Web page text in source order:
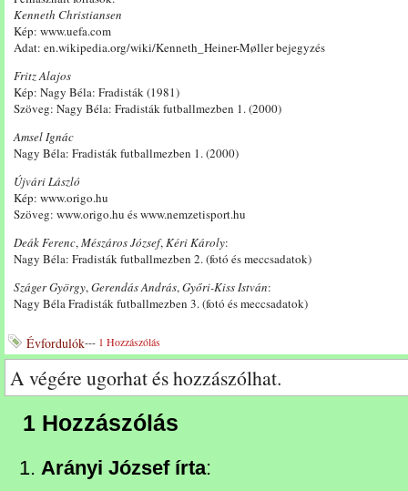
Kenneth Christiansen
Kép: www.uefa.com
Adat: en.wikipedia.org/wiki/Kenneth_Heiner-Møller bejegyzés
Fritz Alajos
Kép: Nagy Béla: Fradisták (1981)
Szöveg: Nagy Béla: Fradisták futballmezben 1. (2000)
Amsel Ignác
Nagy Béla: Fradisták futballmezben 1. (2000)
Újvári László
Kép: www.origo.hu
Szöveg: www.origo.hu és www.nemzetisport.hu
Deák Ferenc,Mészáros József,Kéri Károly:
Nagy Béla: Fradisták futballmezben 2. (fotó és meccsadatok)
Száger György,Gerendás András,Győri-Kiss István:
Nagy Béla Fradisták futballmezben 3. (fotó és meccsadatok)
Évfordulók--- 1 Hozzászólás
A végére ugorhat és hozzászólhat.
1 Hozzászólás
Arányi József írta: